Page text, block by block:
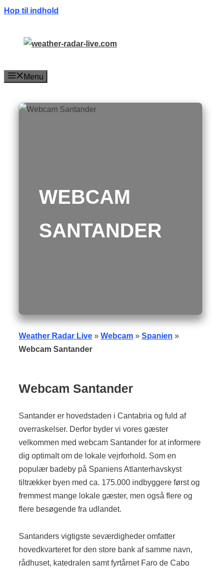
Hop til indhold
Menu
WEBCAM
SANTANDER
Weather Radar Live » Webcam » Spanien »
Webcam Santander
Webcam Santander
Santander er hovedstaden i Cantabria og fuld af
overraskelser. Derfor byder vi vores gæster
velkommen med webcam Santander for at informere
dig optimalt om de lokale vejrforhold. Som en
populær badeby på Spaniens Atlanterhavskyst
tiltrækker byen med ca. 175.000 indbyggere først og
fremmest mange lokale gæster, men også flere og
flere besøgende fra udlandet.
Santanders vigtigste seværdigheder omfatter
hovedkvarteret for den store bank af samme navn,
rådhuset, katedralen samt fyrtårnet Faro de Cabo